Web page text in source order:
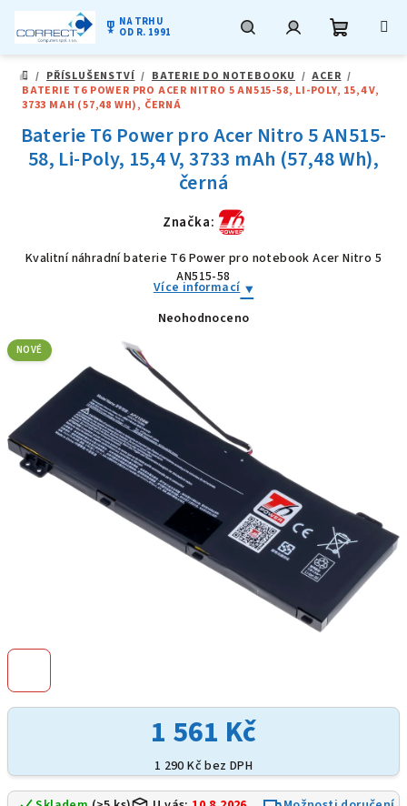
obsah
military_tech NA TRHU
OD R. 1991
DOMŮ
/ PŘÍSLUŠENSTVÍ / BATERIE DO NOTEBOOKU / ACER /
BATERIE T6 POWER PRO ACER NITRO 5 AN515-58, LI-POLY, 15,4 V,
3733 MAH (57,48 WH), ČERNÁ
1 561 Kč
1 290 Kč bez DPH
Baterie T6 Power pro Acer Nitro 5 AN515-
58, Li-Poly, 15,4 V, 3733 mAh (57,48 Wh),
černá
Značka:
Kvalitní náhradní baterie T6 Power pro notebook Acer Nitro 5
AN515-58
Více informací
Průměrné
0,0
z
hvězdiček.
Neohodnoceno
NOVÉ